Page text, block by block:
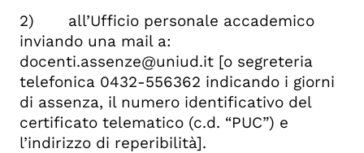
2) all’Ufficio personale accademico
inviando una mail a:
docenti.assenze@uniud.it [o segreteria
telefonica 0432-556362 indicando i giorni
di assenza, il numero identificativo del
certificato telematico (c.d. “PUC”) e
l’indirizzo di reperibilità].